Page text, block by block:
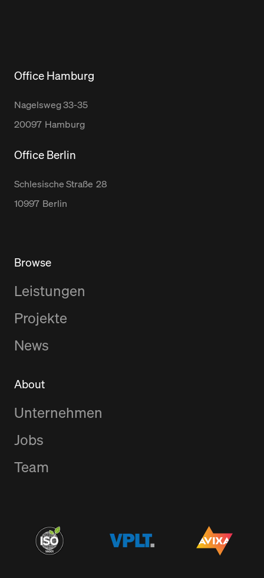
Office Hamburg
Nagelsweg33-35
20097 Hamburg
Office Berlin
Schlesische Straße 28
10997 Berlin
Browse
Leistungen
Projekte
News
About
Unternehmen
Jobs
Team